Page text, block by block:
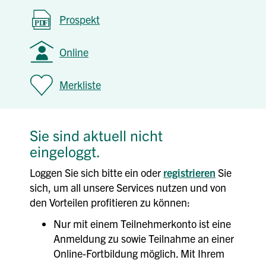
Prospekt
Online
Merkliste
Sie sind aktuell nicht
eingeloggt.
Loggen Sie sich bitte ein oder registrieren Sie
sich, um all unsere Services nutzen und von
den Vorteilen profitieren zu können:
Nur mit einem Teilnehmerkonto ist eine
Anmeldung zu sowie Teilnahme an einer
Online-Fortbildung möglich. Mit Ihrem